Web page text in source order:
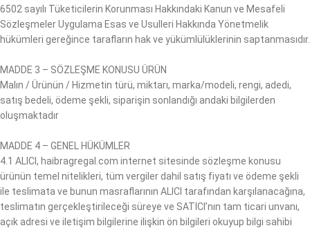
6502 sayılı Tüketicilerin Korunması Hakkındaki Kanun ve Mesafeli
Sözleşmeler Uygulama Esas ve Usulleri Hakkında Yönetmelik
hükümleri gereğince tarafların hak ve yükümlülüklerinin saptanmasıdır.
MADDE 3 – SÖZLEŞME KONUSU ÜRÜN
Malın / Ürünün / Hizmetin türü, miktarı, marka/modeli, rengi, adedi,
satış bedeli, ödeme şekli, siparişin sonlandığı andaki bilgilerden
oluşmaktadır
MADDE 4 – GENEL HÜKÜMLER
4.1 ALICI, haibragregal.com internet sitesinde sözleşme konusu
ürünün temel nitelikleri, tüm vergiler dahil satış fiyatı ve ödeme şekli
ile teslimata ve bunun masraflarının ALICI tarafından karşılanacağına,
teslimatın gerçekleştirileceği süreye ve SATICI’nın tam ticari unvanı,
açık adresi ve iletişim bilgilerine ilişkin ön bilgileri okuyup bilgi sahibi